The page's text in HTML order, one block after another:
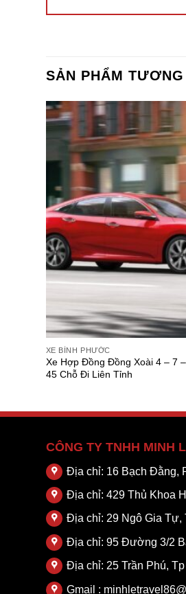
SẢN PHẨM
XE BÌNH PHƯỚC
Xe Hợp Đồng Đồng Xoài 4 – 7
45 Chỗ Đi Liên Tỉnh
CÔNG TY TNHH MINH
Địa chỉ: 16 Bạch Đằng,
Địa chỉ: 429 Thủ Khoa
Địa chỉ: 29 Ngô Gia Tự,
Địa chỉ: 95 Đường 3/2
Địa chỉ: 25 Trần Phú,
Gmail :